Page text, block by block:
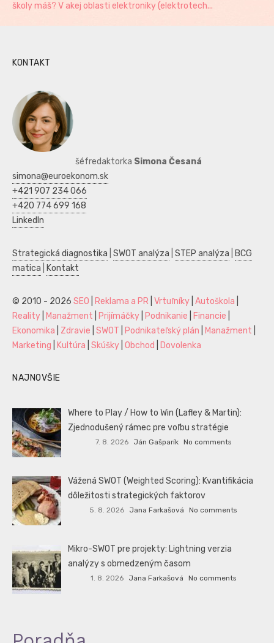
školy máš? V akej oblasti elektroniky (elektrotech...
KONTAKT
šéfredaktorka Simona Česaná
simona@euroekonom.sk
+421 907 234 066
+420 774 699 168
LinkedIn
Strategická diagnostika SWOT analýza STEP analýza
BCG
matica
Kontakt
© 2010 - 2026 SEO Reklama a PR Vrtuľníky Autoškola
Reality
Manažment Prijímáčky Podnikanie Financie
Ekonomika
Zdravie SWOT Podnikateľský plán Manažment
Marketing
Kultúra Skúšky Obchod Dovolenka
NAJNOVŠIE
Where to Play / How to Win (Lafley & Martin):
Zjednodušený rámec pre voľbu stratégie
7. 8. 2026 Ján Gašparík No comments
Vážená SWOT (Weighted Scoring): Kvantifikácia
dôležitosti strategických faktorov
5. 8. 2026 Jana Farkašová No comments
Mikro-SWOT pre projekty: Lightning verzia
analýzy s obmedzeným časom
1. 8. 2026 Jana Farkašová No comments